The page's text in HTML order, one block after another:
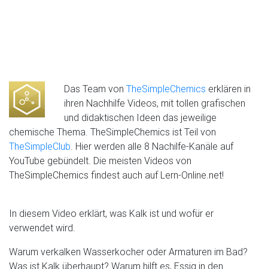
Das Team von TheSimpleChemics erklären in
ihren Nachhilfe Videos, mit tollen grafischen
und didaktischen Ideen das jeweilige
chemische Thema. TheSimpleChemics ist Teil von
TheSimpleClub. Hier werden alle 8 Nachilfe-Kanäle auf
YouTube gebündelt. Die meisten Videos von
TheSimpleChemics findest auch auf Lern-Online.net!
In diesem Video erklärt, was Kalk ist und wofür er
verwendet wird.
Warum verkalken Wasserkocher oder Armaturen im Bad?
Was ist Kalk überhaupt? Warum hilft es, Essig in den